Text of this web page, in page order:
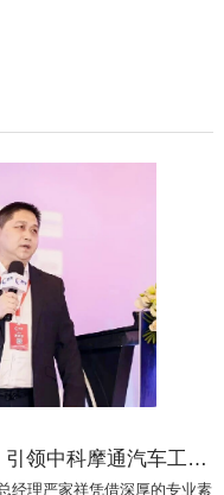
交互的真实感。·高功率密
无铁芯结构的精密管控，让
积、大能量”的特性，为人形
航】中科摩通:以智造之力赋
的技术积累，到空心杯电机自
核心部件的制造环节。此次装
重要实践，既承接了此前在核
部件设计到规模化生产的全链
深耕态度。未来，中科摩通将
领域，通过对装配线的迭代优
支持，共同探索人机协作的广
严家祥：以技术积淀与创新视野，引领中科摩通汽车工业事业部迈向智能化新征程
经理严家祥凭借深厚的专业素